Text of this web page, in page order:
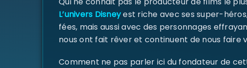
L’univers Disneyest riche avec ses super-
fées, mais aussi avec des personnages
nous ont fait rêver et continuent de nous faire
Comment ne pas parler ici du fondateur de